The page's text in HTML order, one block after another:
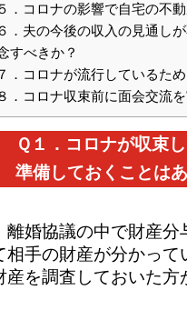
．コロナの影響で自宅の不
．夫の今後の収入の見通し
すべきか？
．コロナが流行しているた
．コロナ収束前に面会交流
Ｑ１．コロナが収束
準備しておくことは
離婚協議の中で財産分
相手の財産が分かっ
産を調査しておいた方